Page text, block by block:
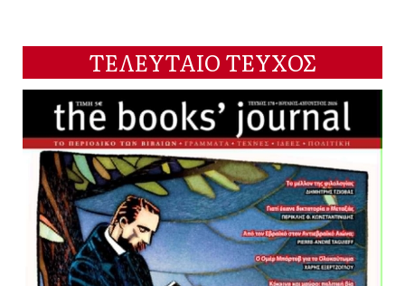
ΤΕΛΕΥΤΑΙΟ ΤΕΥΧΟΣ